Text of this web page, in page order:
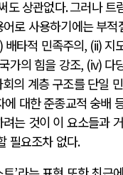
도 상관없다.그러나 트
로 사용하기에는 부적
배타적 민족주의, (ii) 지
가의 힘을 강조, (iv) 다
의 계층 구조를 단일
에 대한 준종교적 숭배
는 것이 이 요소들과
필요조차 없다.